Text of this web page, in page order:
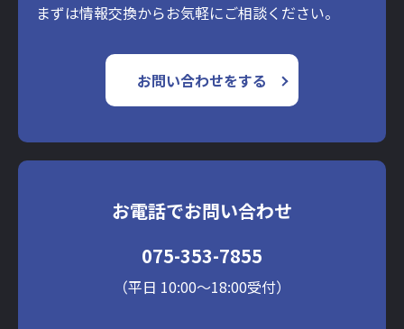
まずは情報交換からお気軽にご相談ください。
お問い合わせをする
お電話でお問い合わせ
075-353-7855
（平日 10:00～18:00受付）